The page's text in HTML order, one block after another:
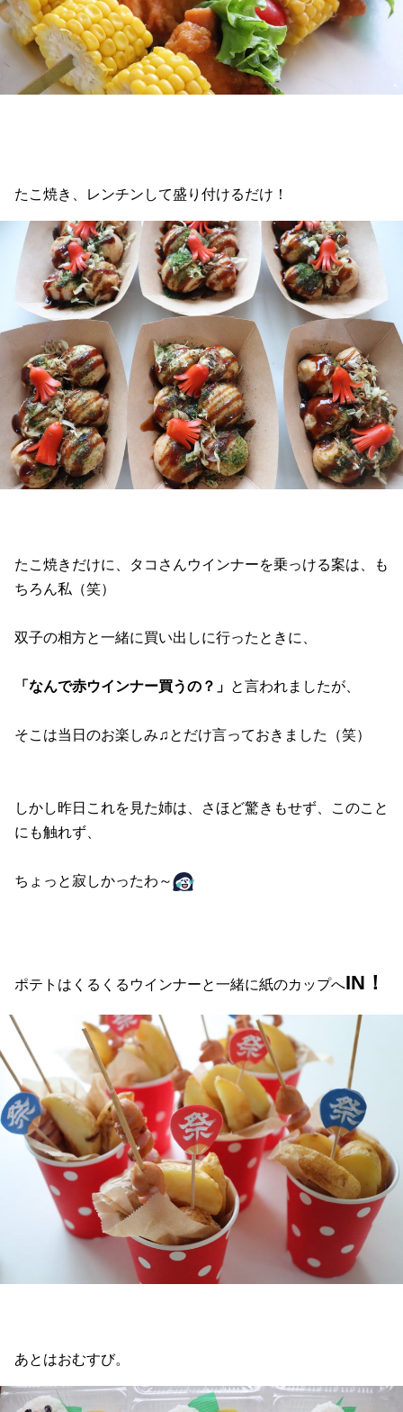
たこ焼き、レンチンして盛り付けるだけ！
たこ焼きだけに、タコさんウインナーを乗っける案は、も
ちろん私（笑）
双子の相方と一緒に買い出しに行ったときに、
「なんで赤ウインナー買うの？」 と言われましたが、
そこは当日のお楽しみ♫とだけ言っておきました（笑）
しかし昨日これを見た姉は、さほど驚きもせず、このこと
にも触れず、
ちょっと寂しかったわ～
ポテトはくるくるウインナーと一緒に紙のカップへIN！
あとはおむすび。